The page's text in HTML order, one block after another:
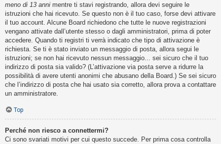
meno di 13 anni mentre ti stavi registrando, allora devi seguire le
istruzioni che hai ricevuto. Se questo non è il tuo caso, forse devi attivare
il tuo account. Alcune Board richiedono che tutte le nuove registrazioni
vengano attivate dall’utente stesso o dagli amministratori, prima di poter
accedere. Quando ti registri ti verrà indicato che tipo di attivazione è
richiesta. Se ti è stato inviato un messaggio di posta, allora segui le
istruzioni; se non hai ricevuto nessun messaggio... sei sicuro che il tuo
indirizzo di posta sia valido? (L’attivazione via posta serve a ridurre la
possibilità di avere utenti anonimi che abusano della Board.) Se sei sicuro
che l’indirizzo di posta che hai usato sia corretto, allora prova a contattare
un amministratore.
Top
Perché non riesco a connettermi?
Ci sono svariati motivi per cui questo succede. Per prima cosa controlla